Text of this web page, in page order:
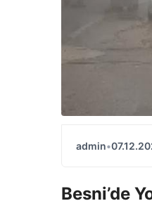
admin•
Besni’de